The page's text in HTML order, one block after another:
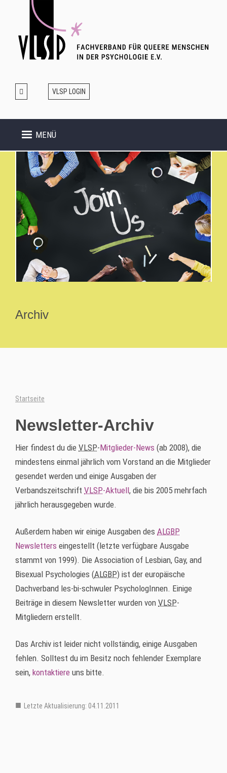
VLSP LOGIN
MENÜ
Archiv
Startseite
Newsletter-Archiv
Hier findest du die VLSP-Mitglieder-News (ab 2008), die
mindestens einmal jährlich vom Vorstand an die Mitglieder
gesendet werden und einige Ausgaben der
Verbandszeitschrift VLSP-Aktuell, die bis 2005 mehrfach
jährlich herausgegeben wurde.
Außerdem haben wir einige Ausgaben des ALGBP
Newsletters eingestellt (letzte verfügbare Ausgabe
stammt von 1999). Die Association of Lesbian, Gay, and
Bisexual Psychologies (ALGBP) ist der europäische
Dachverband les-bi-schwuler PsychologInnen. Einige
Beiträge in diesem Newsletter wurden von VLSP-
Mitgliedern erstellt.
Das Archiv ist leider nicht vollständig, einige Ausgaben
fehlen. Solltest du im Besitz noch fehlender Exemplare
sein, kontaktiere uns bitte.
Letzte Aktualisierung: 04.11.2011